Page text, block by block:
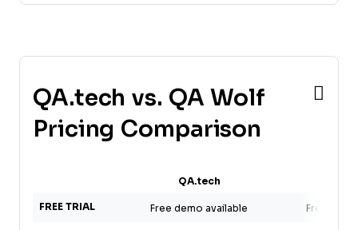
QA.tech vs. QA Wolf
Pricing Comparison
QA.tech
FREE TRIAL Free demo available Free